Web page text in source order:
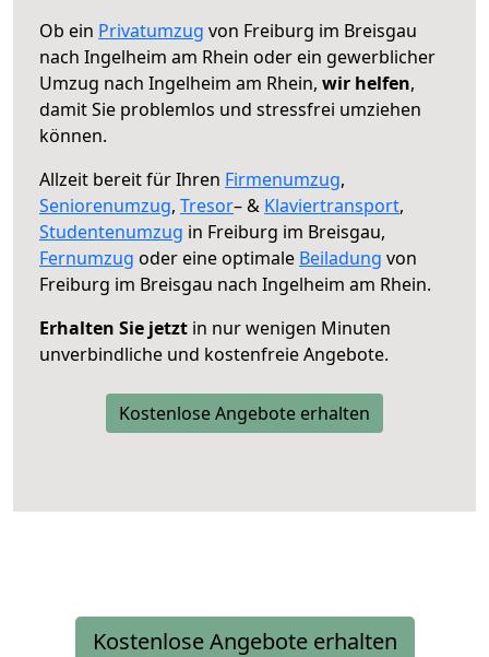
Ob ein Privatumzug von Freiburg im Breisgau
nach Ingelheim am Rhein oder ein gewerblicher
Umzug nach Ingelheim am Rhein, wir helfen,
damit Sie problemlos und stressfrei umziehen
können.
Allzeit bereit für Ihren Firmenumzug,
Seniorenumzug, Tresor– & Klaviertransport,
Studentenumzug in Freiburg im Breisgau,
Fernumzug oder eine optimale Beiladung von
Freiburg im Breisgau nach Ingelheim am Rhein.
Erhalten Sie jetzt in nur wenigen Minuten
unverbindliche und kostenfreie Angebote.
Kostenlose Angebote erhalten
Kostenlose Angebote erhalten